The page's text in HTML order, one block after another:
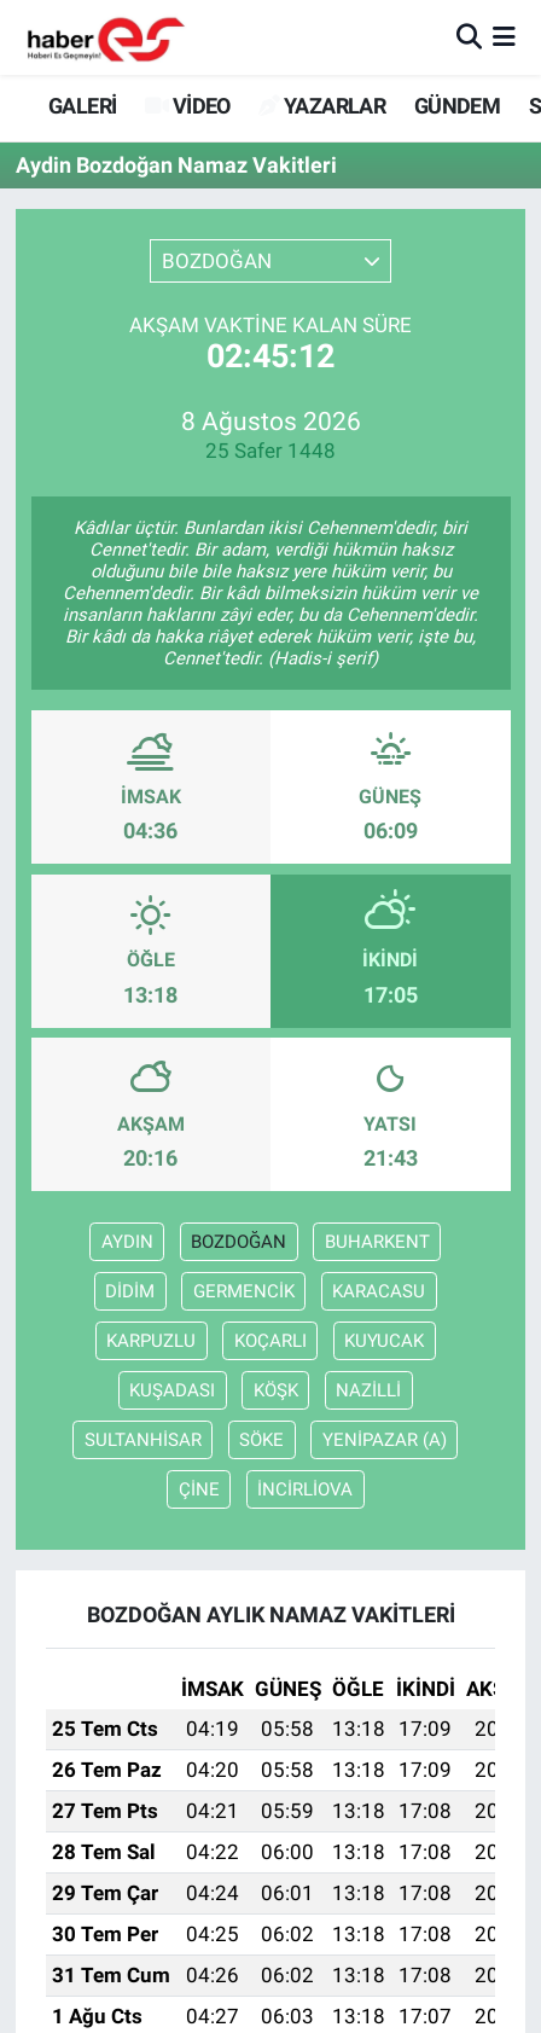
GALERİ VİDEO YAZARLAR GÜNDEM
Aydin Bozdoğan Namaz Vakitleri
BOZDOĞAN
AKŞAM VAKTINE KALAN SÜRE
02:45:12
8 Ağustos 2026
25 Safer 1448
Kâdılar üçtür. Bunlardan ikisi Cehennem'dedir, biri
Cennet'tedir. Bir adam, verdiği hükmün haksız
olduğunu bile bile haksız yere hüküm verir, bu
Cehennem'dedir. Bir kâdı bilmeksizin hüküm verir ve
insanların haklarını zâyi eder, bu da Cehennem'dedir.
Bir kâdı da hakka riâyet ederek hüküm verir, işte bu,
Cennet'tedir. (Hadis-i şerif)
İMSAK
04:36
GÜNEŞ
06:09
ÖĞLE
13:18
İKINDI
17:05
AKŞAM
20:16
YATSI
21:43
AYDIN BOZDOĞAN BUHARKENT
DİDİM GERMENCİK KARACASU
KARPUZLU KOÇARLI KUYUCAK
KUŞADASI KÖŞK NAZİLLİ
SULTANHİSAR SÖKE YENİPAZAR (A)
ÇİNE İNCİRLİOVA
BOZDOĞAN AYLIK NAMAZ VAKITLERI
İMSAK GÜNEŞ ÖĞLE İKINDI AKŞAM
25 Tem Cts
04:19 05:58 13:18 17:09
20:29
26 Tem Paz
04:20 05:58 13:18 17:09
20:28
27 Tem Pts
04:21 05:59 13:18 17:08
20:28
28 Tem Sal
04:22 06:00 13:18 17:08
20:27
29 Tem Çar
04:24 06:01 13:18 17:08
20:26
30 Tem Per
04:25 06:02 13:18 17:08
20:25
31 Tem Cum
04:26 06:02 13:18 17:08
20:24
1 Ağu Cts
04:27 06:03 13:18 17:07
20:23
GALERİ
VİDEO
YAZARLAR
GÜNDEM
SİYASET
SPOR
ASAYİŞ
Eskişehir Nöbetçi Eczaneler
Eskişehir Hava Durumu
Eskişehir Trafik Yoğunluk Haritası
Süper Lig Puan Durumu ve Fikstür
Tüm Manşetler